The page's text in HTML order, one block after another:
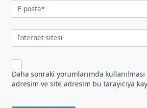
E-posta*
İnternet sitesi
Daha sonraki yorumlarımda
adresim ve site adresim bu tarayıcıya